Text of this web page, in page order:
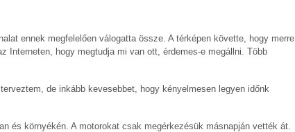
ennek megfelelően válogatta össze. A térképen követte, hogy merre
Interneten, hogy megtudja mi van ott, érdemes-e megállni. Több
de inkább kevesebbet, hogy kényelmesen legyen időnk
és környékén. A motorokat csak megérkezésük másnapján vették át.